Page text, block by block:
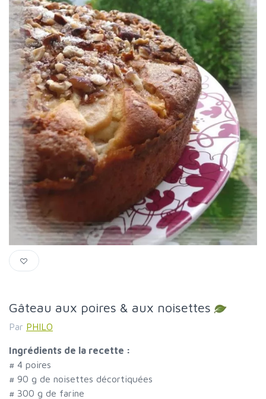
Gâteau aux poires & aux noisettes
Par PHILO
Ingrédients de la recette :
# 4 poires
# 90 g de noisettes décortiquées
# 300 g de farine